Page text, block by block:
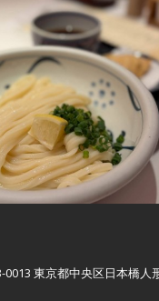
東京都中央区日本橋人